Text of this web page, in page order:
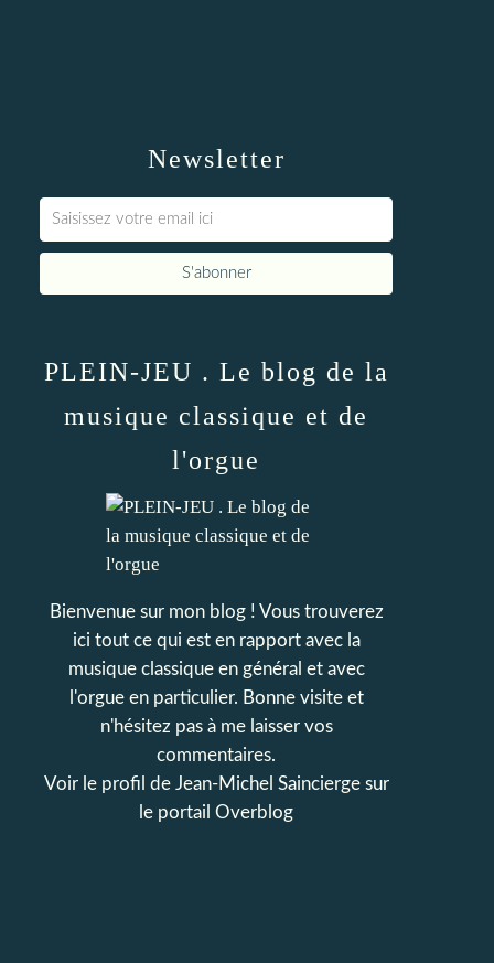
Newsletter
PLEIN-JEU . Le blog de la
musique classique et de
l'orgue
Bienvenue sur mon blog ! Vous trouverez
ici tout ce qui est en rapport avec la
musique classique en général et avec
l'orgue en particulier. Bonne visite et
n'hésitez pas à me laisser vos
commentaires.
Voir le profil de Jean-Michel Sainciergesur
le portail Overblog